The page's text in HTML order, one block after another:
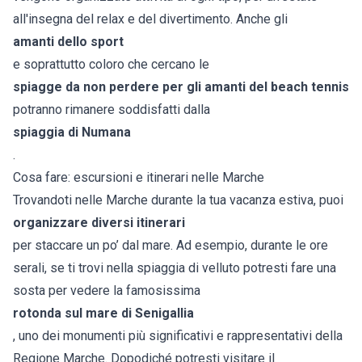
all'insegna del relax e del divertimento. Anche gli
amanti dello sport
e soprattutto coloro che cercano le
spiagge da non perdere per gli amanti del beach tennis
potranno rimanere soddisfatti dalla
spiaggia di Numana
.
Cosa fare: escursioni e itinerari nelle Marche
Trovandoti nelle Marche durante la tua vacanza estiva, puoi
organizzare diversi itinerari
per staccare un po’ dal mare. Ad esempio, durante le ore
serali, se ti trovi nella spiaggia di velluto potresti fare una
sosta per vedere la famosissima
rotonda sul mare di Senigallia
, uno dei monumenti più significativi e rappresentativi della
Regione Marche. Dopodiché potresti visitare il